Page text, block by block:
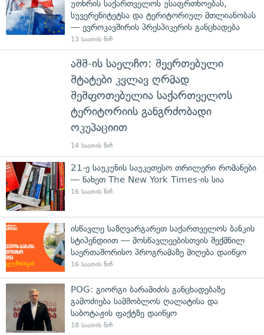
უთხრის საქართველოს უსაფრთხოებას,
სუვერენიტეტსა და ტერიტორიულ მთლიანობას
— ევროკავშირის პრესპიკერის განცხადება
13 საათის წინ
აშშ-ის საელჩო: შეერთებული
შტატები კვლავ ღრმად
შეშფოთებულია საქართველოს
ტერიტორიის განგრძობადი
ოკუპაციით
14 საათის წინ
21-ე საუკუნის საუკეთესო თრილერი რომანები
— ნახეთ The New York Times-ის სია
16 საათის წინ
ისწავლე საზღვარგარეთ საქართველოს ბანკის
სტიპენდიით — მოსწავლეებისთვის შექმნილ
საერთაშორისო პროგრამაზე მიღება დაიწყო
16 საათის წინ
POG: გიორგი ბარამიძის განცხადებაზე
გამოძიება სამშობლოს ღალატისა და
საბოტაჟის ფაქტზე დაიწყო
18 საათის წინ